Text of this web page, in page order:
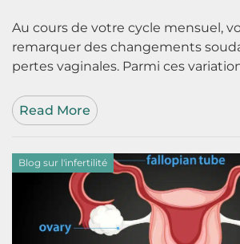
Au cours de votre cycle mensuel,
remarquer des changements
pertes vaginales. Parmi ces
Read More
Blog sur l'infertilité